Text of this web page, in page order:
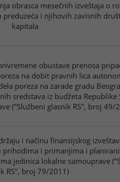
obrasca mesečnih izveštaja o
preduzeća i njihovih zavisnih
kapitala
obustave prenosa
na dobit pravnih lica
poreza na zarade gradu
sredstava iz budžeta Republike
("Službeni glasnik RS", broj 49/
i načinu finansijskog
prihodima i primanjima i
jedinica lokalne samouprave
RS", broj 79/2011)